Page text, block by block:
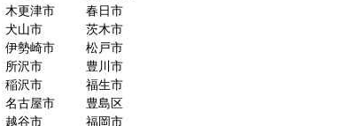
木更津市
春日市
犬山市
茨木市
伊勢崎市
松戸市
所沢市
豊川市
稲沢市
福生市
名古屋市
豊島区
越谷市
福岡市